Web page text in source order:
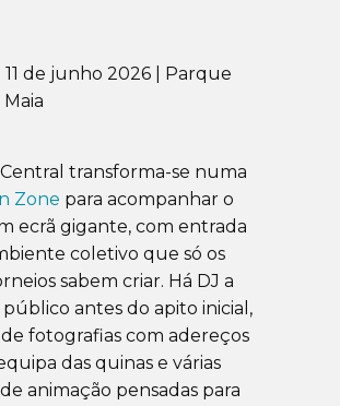
de junho 2026 | Parque
transforma-se numa
Zone para acompanhar o
ecrã gigante, com entrada
coletivo que só os
sabem criar. Há DJ a
antes do apito inicial,
fotografias com adereços
das quinas e várias
animação pensadas para